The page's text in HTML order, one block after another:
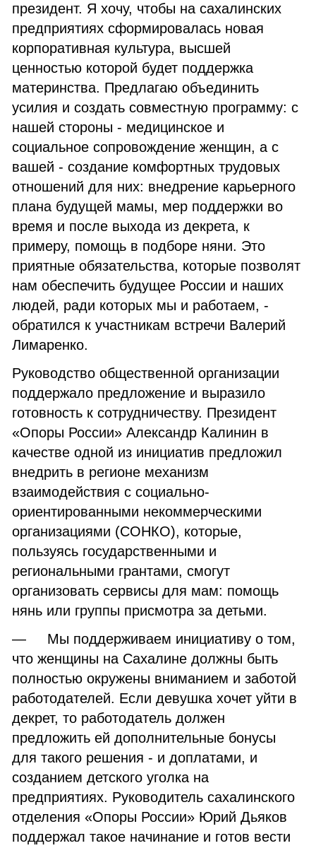
президент. Я хочу, чтобы на сахалинских
предприятиях сформировалась новая
корпоративная культура, высшей
ценностью которой будет поддержка
материнства. Предлагаю объединить
усилия и создать совместную программу: с
нашей стороны - медицинское и
социальное сопровождение женщин, а с
вашей - создание комфортных трудовых
отношений для них: внедрение карьерного
плана будущей мамы, мер поддержки во
время и после выхода из декрета, к
примеру, помощь в подборе няни. Это
приятные обязательства, которые позволят
нам обеспечить будущее России и наших
людей, ради которых мы и работаем, -
обратился к участникам встречи Валерий
Лимаренко.
Руководство общественной организации
поддержало предложение и выразило
готовность к сотрудничеству. Президент
«Опоры России» Александр Калинин в
качестве одной из инициатив предложил
внедрить в регионе механизм
взаимодействия с социально-
ориентированными некоммерческими
организациями (СОНКО), которые,
пользуясь государственными и
региональными грантами, смогут
организовать сервисы для мам: помощь
нянь или группы присмотра за детьми.
— Мы поддерживаем инициативу о том,
что женщины на Сахалине должны быть
полностью окружены вниманием и заботой
работодателей. Если девушка хочет уйти в
декрет, то работодатель должен
предложить ей дополнительные бонусы
для такого решения - и доплатами, и
созданием детского уголка на
предприятиях. Руководитель сахалинского
отделения «Опоры России» Юрий Дьяков
поддержал такое начинание и готов вести